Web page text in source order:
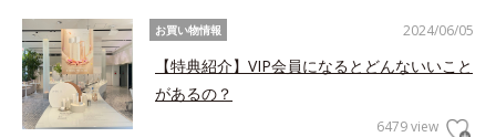
2024/06/05
お買い物情報
【特典紹介】VIP会員になるとどんないいこと
があるの？
6479 view